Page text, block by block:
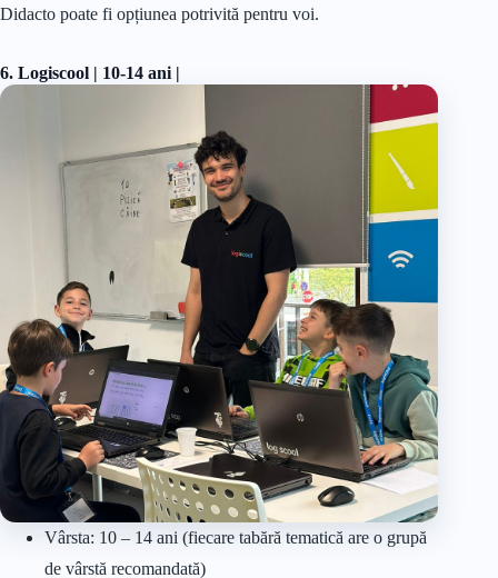
Didacto poate fi opțiunea potrivită pentru voi.
6. Logiscool | 10-14 ani |
Vârsta: 10 – 14 ani (fiecare tabără tematică are o grupă
de vârstă recomandată)